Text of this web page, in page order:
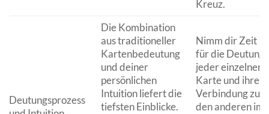
Kreuz.
Deutungsprozess
Die Kombination
aus traditioneller
Kartenbedeutung
und deiner
persönlichen
Intuition liefert die
tiefsten Einblicke.
Nimm dir Zeit
für die Deutung
jeder einzelnen
Karte und ihrer
Verbindung zu
den anderen im